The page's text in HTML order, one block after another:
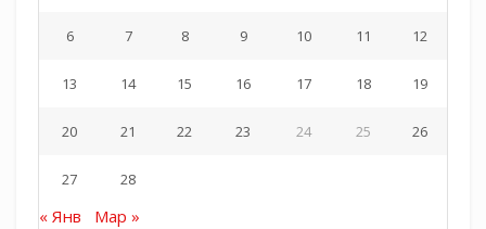
6 7 8 9 10 11 12
13 14 15 16 17 18 19
20 21 22 23 24 25 26
27 28
« Янв Мар »